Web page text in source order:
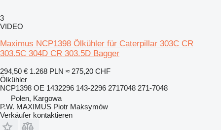
3
VIDEO
Maximus NCP1398 Ölkühler für Caterpillar 303C CR
303.5C 304D CR 303.5D Bagger
294,50 € 1.268 PLN ≈ 275,20 CHF
Ölkühler
NCP1398 OE 1432296 143-2296 2717048 271-7048
Polen, Kargowa
P.W. MAXIMUS Piotr Maksymów
Verkäufer kontaktieren